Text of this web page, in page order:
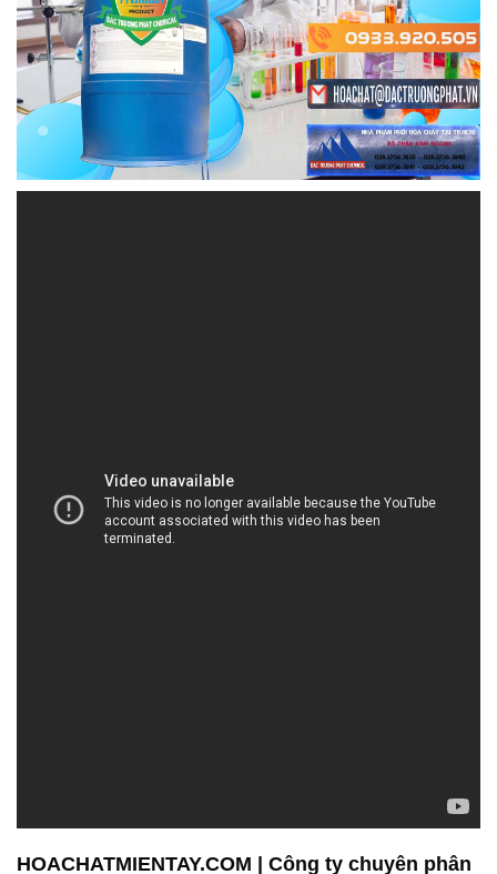
Công ty Hóa Chất Đắc Trường Phát là đối tác tin
cậy trong lĩnh vực cung cấp và phân phối hóa chất,